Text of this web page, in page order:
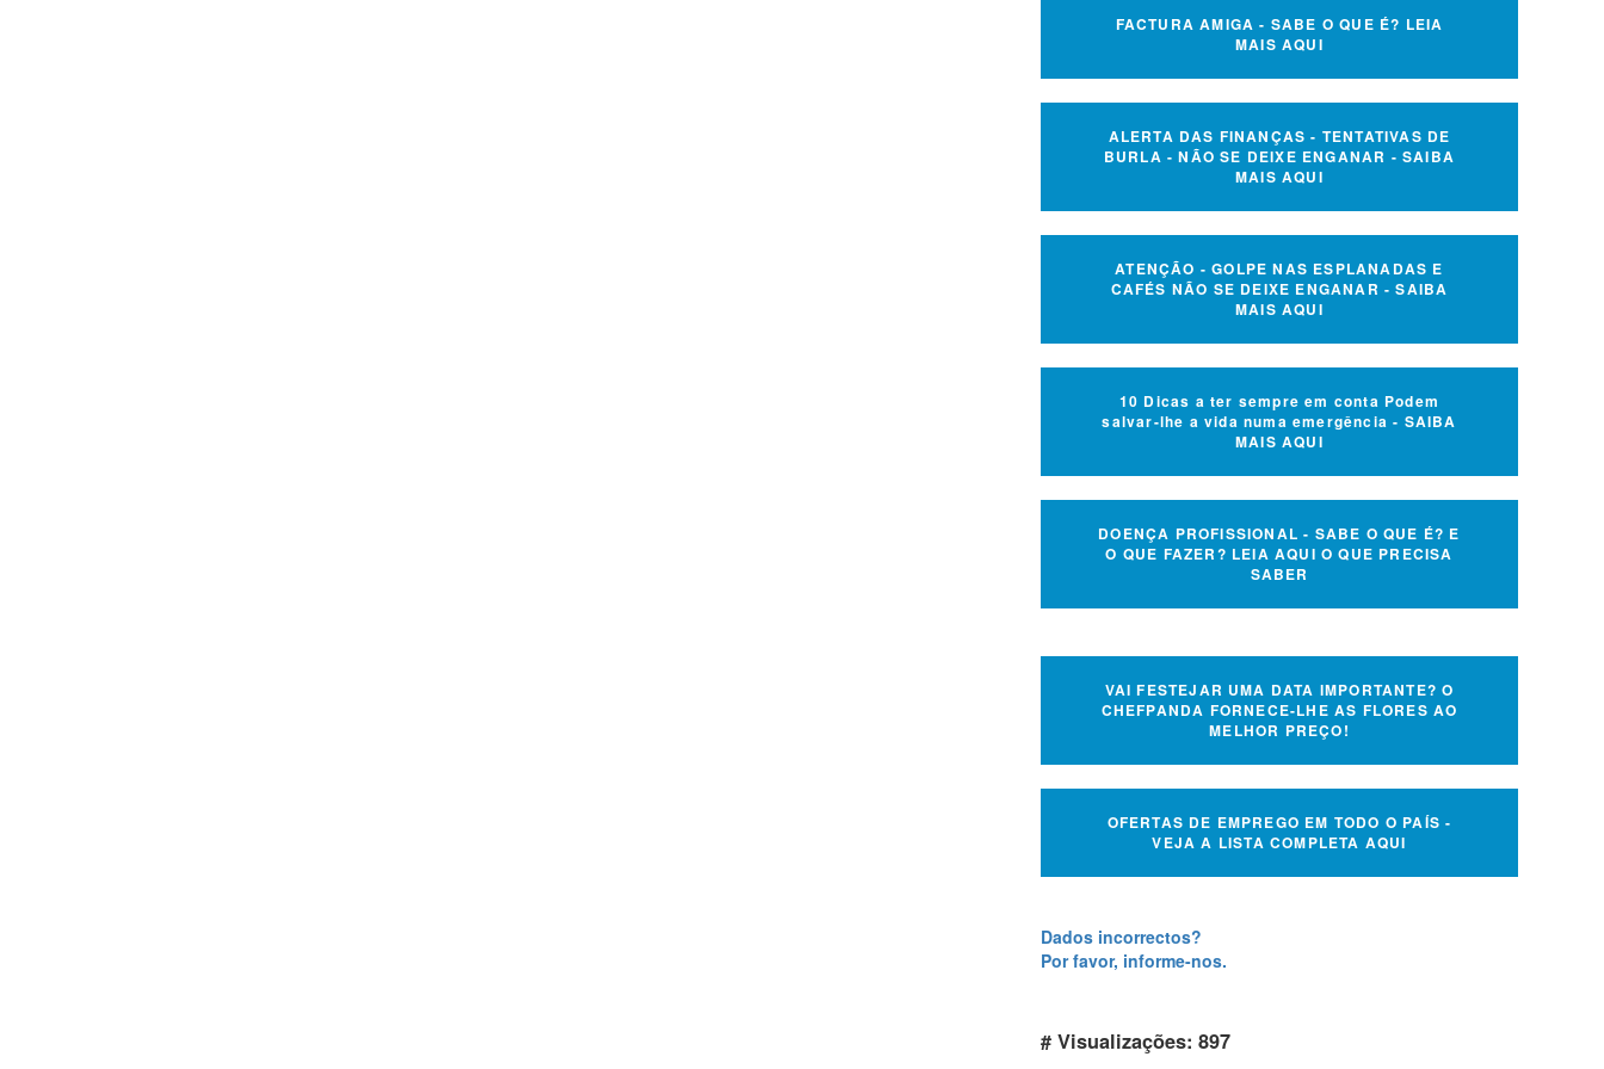
FACTURA AMIGA - SABE O QUE É? LEIA
MAIS AQUI
ALERTA DAS FINANÇAS - TENTATIVAS DE
BURLA - NÃO SE DEIXE ENGANAR - SAIBA
MAIS AQUI
ATENÇÃO - GOLPE NAS ESPLANADAS E
CAFÉS NÃO SE DEIXE ENGANAR - SAIBA
MAIS AQUI
10 Dicas a ter sempre em conta Podem
salvar-lhe a vida numa emergência - SAIBA
MAIS AQUI
DOENÇA PROFISSIONAL - SABE O QUE É? E
O QUE FAZER? LEIA AQUI O QUE PRECISA
SABER
VAI FESTEJAR UMA DATA IMPORTANTE? O
CHEFPANDA FORNECE-LHE AS FLORES AO
MELHOR PREÇO!
OFERTAS DE EMPREGO EM TODO O PAÍS -
VEJA A LISTA COMPLETA AQUI
Dados incorrectos?
Por favor, informe-nos.
# Visualizações: 897